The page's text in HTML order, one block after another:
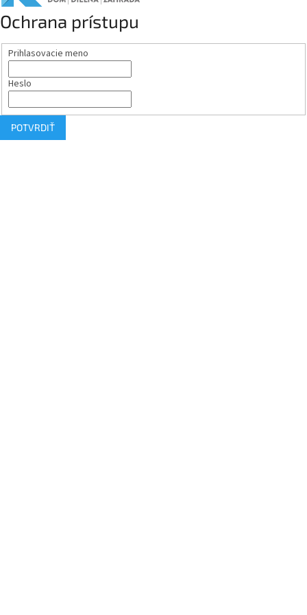
Ochrana prístupu
Prihlasovacie meno
Heslo
POTVRDIŤ